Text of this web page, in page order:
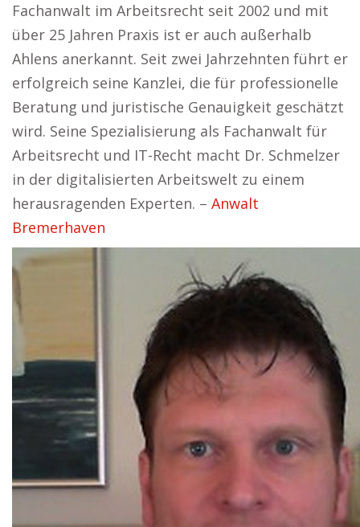
Fachanwalt im Arbeitsrecht seit 2002 und mit
über 25 Jahren Praxis ist er auch außerhalb
Ahlens anerkannt. Seit zwei Jahrzehnten führt er
erfolgreich seine Kanzlei, die für professionelle
Beratung und juristische Genauigkeit geschätzt
wird. Seine Spezialisierung als Fachanwalt für
Arbeitsrecht und IT-Recht macht Dr. Schmelzer
in der digitalisierten Arbeitswelt zu einem
herausragenden Experten. – Anwalt
Bremerhaven